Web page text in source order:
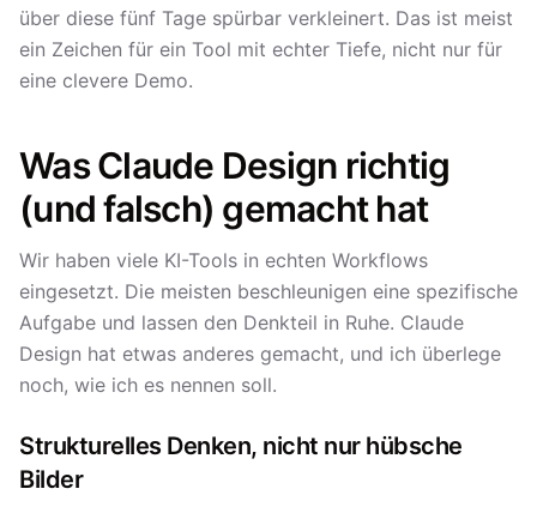
über diese fünf Tage spürbar verkleinert. Das ist meist
ein Zeichen für ein Tool mit echter Tiefe, nicht nur für
eine clevere Demo.
Was Claude Design richtig
(und falsch) gemacht hat
Wir haben viele KI-Tools in echten Workflows
eingesetzt. Die meisten beschleunigen eine spezifische
Aufgabe und lassen den Denkteil in Ruhe. Claude
Design hat etwas anderes gemacht, und ich überlege
noch, wie ich es nennen soll.
Strukturelles Denken, nicht nur hübsche
Bilder